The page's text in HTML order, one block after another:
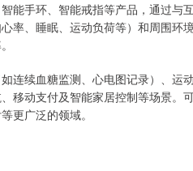
手环、智能戒指等产品，通过与
率、睡眠、运动负荷等）和周围环
续血糖监测、心电图记录）、运
移动支付及智能家居控制等场景。
更广泛的领域。